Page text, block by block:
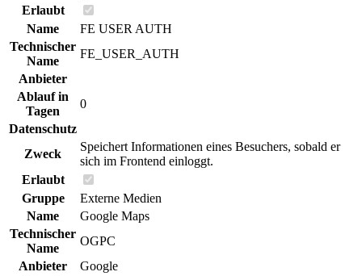
Erlaubt
Name
FE USER AUTH
Technischer
Name
FE_USER_AUTH
Anbieter
Ablauf in
Tagen
0
Datenschutz
Zweck
Speichert Informationen eines Besuchers, sobald er
sich im Frontend einloggt.
Erlaubt
Gruppe
Externe Medien
Name
Google Maps
Technischer
Name
OGPC
Anbieter
Google